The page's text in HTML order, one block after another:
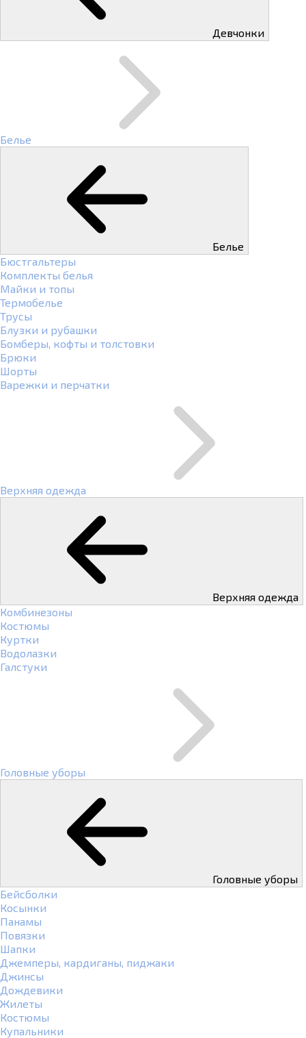
Девчонки
Белье
Белье
Бюстгальтеры
Комплекты белья
Майки и топы
Термобелье
Трусы
Блузки и рубашки
Бомберы, кофты и толстовки
Брюки
Шорты
Варежки и перчатки
Верхняя одежда
Верхняя одежда
Комбинезоны
Костюмы
Куртки
Водолазки
Галстуки
Головные уборы
Головные уборы
Бейсболки
Косынки
Панамы
Повязки
Шапки
Джемперы, кардиганы, пиджаки
Джинсы
Дождевики
Жилеты
Костюмы
Купальники